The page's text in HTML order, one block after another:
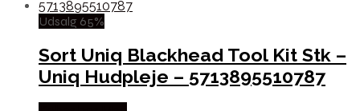
Udsalg 65%
Sort Uniq Blackhead Tool Kit Stk –
Uniq Hudpleje – 5713895510787